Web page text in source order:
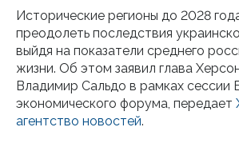
Исторические регионы до 2028
преодолеть последствия
выйдя на показатели среднего
жизни. Об этом заявил глава
Владимир Сальдо в рамках сессии
экономического форума, передает
агентство новостей.